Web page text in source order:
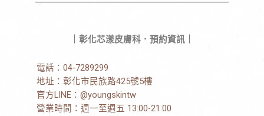
｜彰化芯漾皮膚科．預約資訊｜
電話： 04-7289299
地址： 彰化市民族路425號5樓
官方LINE： @youngskintw
營業時間：週一至週五 13:00-21:00